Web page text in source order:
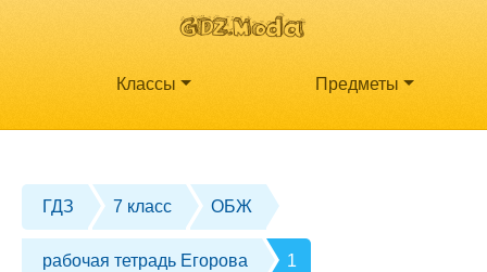
Классы Предметы
ГДЗ 7 класс ОБЖ
рабочая тетрадь Егорова 1